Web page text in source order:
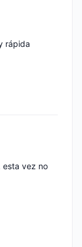
rápida
esta vez no